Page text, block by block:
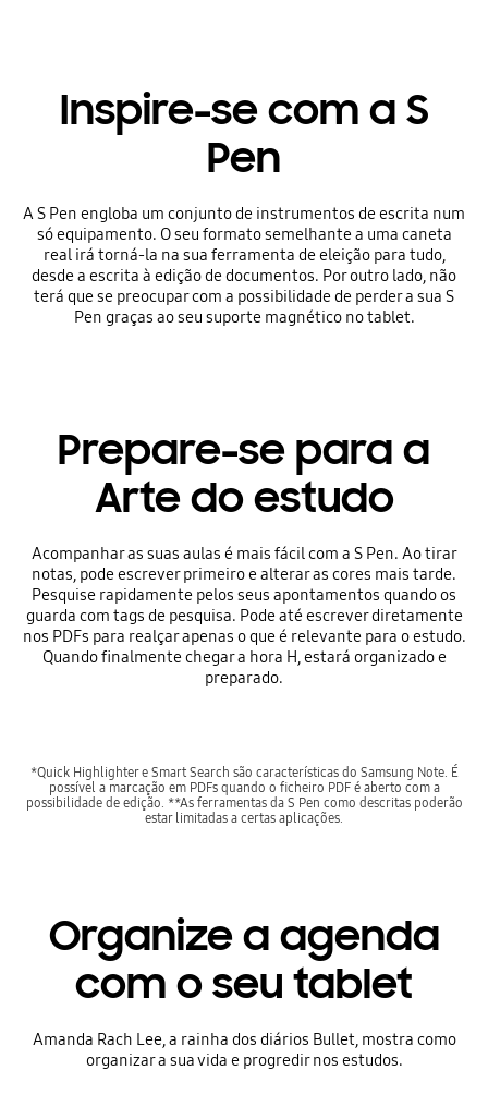
Inspire-se com a S
Pen
A S Pen engloba um conjunto de instrumentos de escrita num
só equipamento. O seu formato semelhante a uma caneta
real irá torná-la na sua ferramenta de eleição para tudo,
desde a escrita à edição de documentos. Por outro lado, não
terá que se preocupar com a possibilidade de perder a sua S
Pen graças ao seu suporte magnético no tablet.
Prepare-se para a
Arte do estudo
Acompanhar as suas aulas é mais fácil com a S Pen. Ao tirar
notas, pode escrever primeiro e alterar as cores mais tarde.
Pesquise rapidamente pelos seus apontamentos quando os
guarda com tags de pesquisa. Pode até escrever diretamente
nos PDFs para realçar apenas o que é relevante para o estudo.
Quando finalmente chegar a hora H, estará organizado e
preparado.
*Quick Highlighter e Smart Search são características do Samsung Note. É
possível a marcação em PDFs quando o ficheiro PDF é aberto com a
possibilidade de edição. **As ferramentas da S Pen como descritas poderão
estar limitadas a certas aplicações.
Organize a agenda
com o seu tablet
Amanda Rach Lee, a rainha dos diários Bullet, mostra como
organizar a sua vida e progredir nos estudos.